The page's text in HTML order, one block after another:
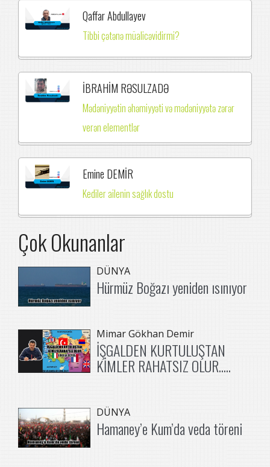
Qaffar Abdullayev
Tibbi çətənə müalicəvidirmi?
İBRAHİM RƏSULZADƏ
Mədəniyyətin əhəmiyyəti və mədəniyyətə zərər
verən elementlər
Emine DEMİR
Kediler ailenin sağlık dostu
Çok Okunanlar
DÜNYA
Hürmüz Boğazı yeniden ısınıyor
Mimar Gökhan Demir
İŞGALDEN KURTULUŞTAN
KİMLER RAHATSIZ OLUR.....
DÜNYA
Hamaney’e Kum’da veda töreni